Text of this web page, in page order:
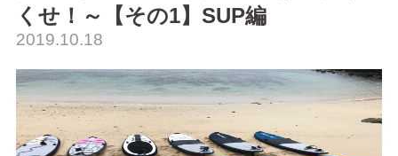
くせ！～【その1】SUP編
2019.10.18